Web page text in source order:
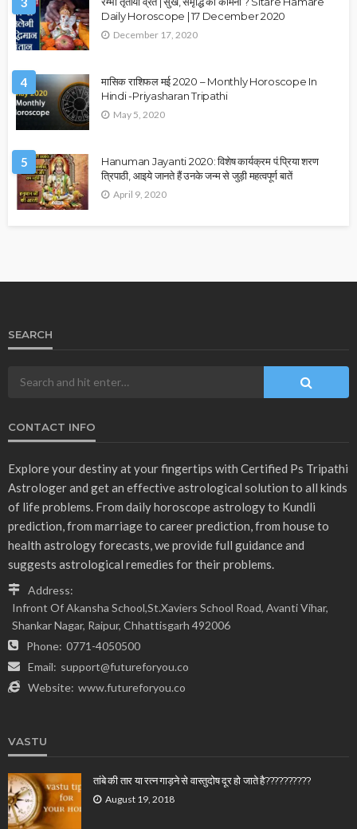
Daily Horoscope | 17 December 2020
December 17, 2020
4
मासिक राशिफल मई 2020 – Monthly Horoscope In
Hindi -Priyasharan Tripathi
May 5, 2020
5
Hanuman Jayanti 2020: विशेष कार्यक्रम पं.प्रिया शरण
त्रिपाठी, आइये जानते हैं उनके जन्म से जुड़ी महत्वपूर्ण बातें
April 9, 2020
SEARCH
CONTACT INFO
Explore your destiny at your fingertips with Certified Ps Tripathi
Astrologer and get an effective astrological solution to all kinds
of life problems. From daily horoscope astrology to Kundli
prediction, from marriage to career prediction, from house to
health astrology forecasts, we provide full guidance and
suggests astrological remedies for their problems.
Address:
Infront Of Akansha School,St.Xaviers School Road, Avanti Vihar,
Shankar Nagar, Raipur, Chhattisgarh 492006
Phone: 0771-4050500
Email: support@futureforyou.co
Website: www.futureforyou.co
VASTU
तांबे की तार या रत्न गाड़ने से वास्तुदोष दूर हो जाते है??????????
August 19, 2018